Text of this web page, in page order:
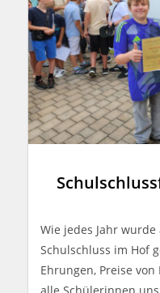
Wie jedes Jahr
Schulschluss im Hof
Ehrungen, Preise
alle Schülerinnen